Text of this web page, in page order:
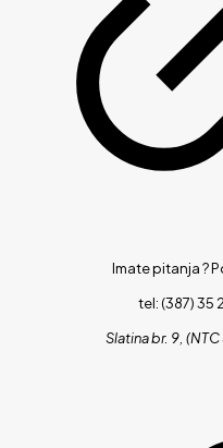
Imate pitanja ?
tel: (387) 35
Slatina br. 9, (NTC